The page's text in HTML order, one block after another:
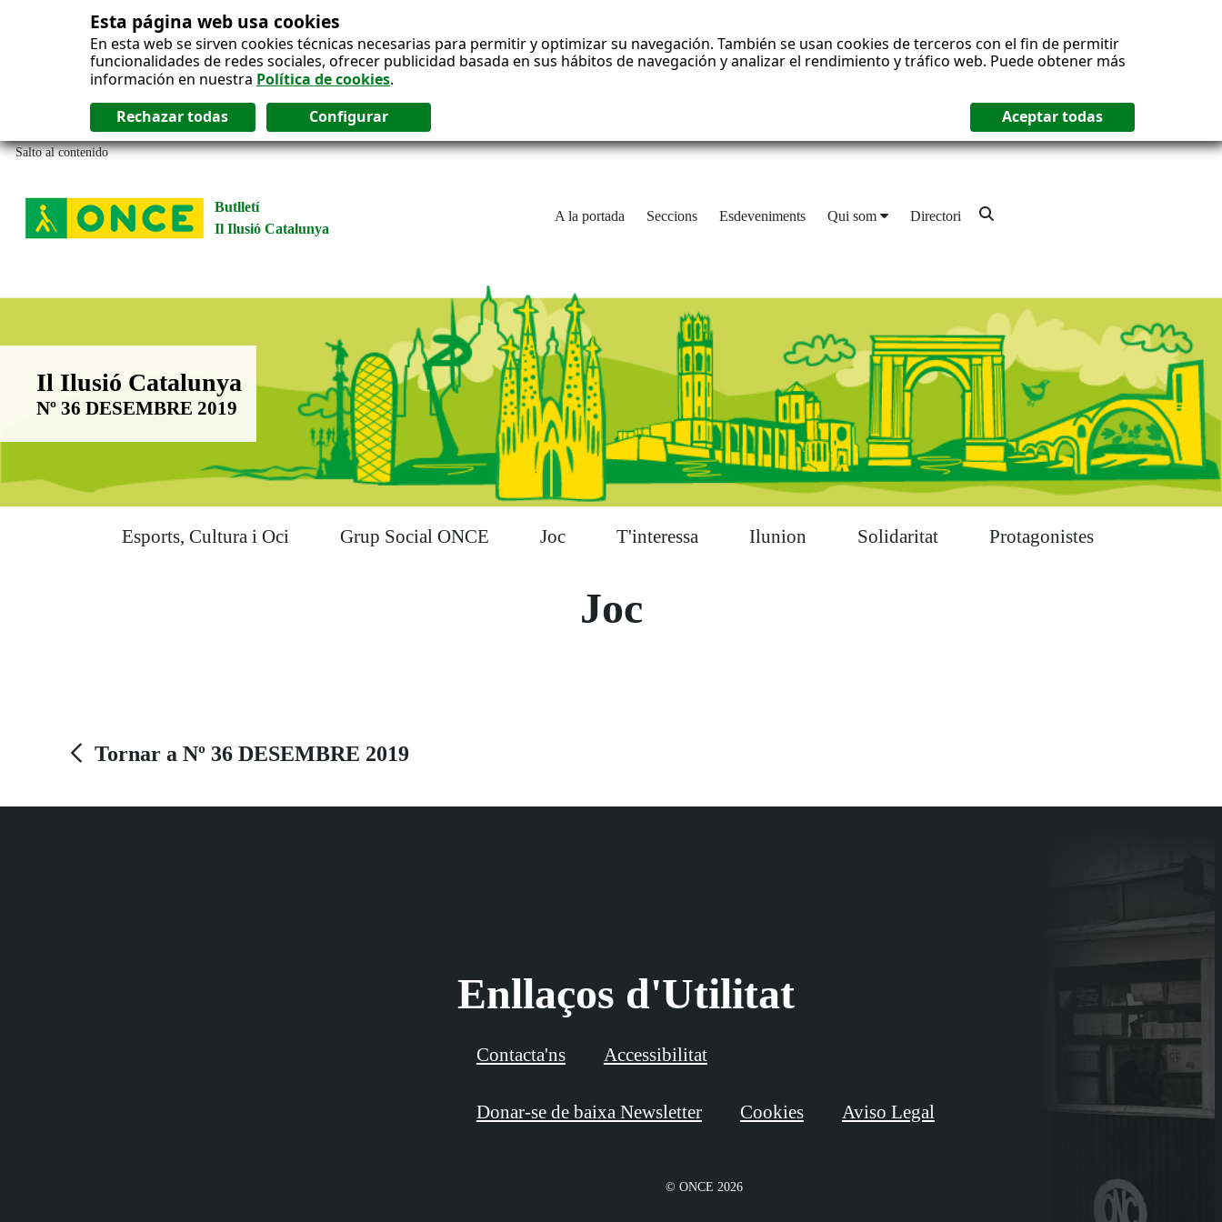
Esta página web usa cookies
En esta web se sirven cookies técnicas necesarias para permitir y optimizar su navegación. También se usan cookies de terceros con el fin de permitir
funcionalidades de redes sociales, ofrecer publicidad basada en sus hábitos de navegación y analizar el rendimiento y tráfico web. Puede obtener más
información en nuestra Política de cookies.
Salto al contenido
Butlletí
Il Ilusió Catalunya
A la portada Seccions Esdeveniments Qui som Directori
Boletín Il·lusió Catalunya
Il Ilusió Catalunya
Nº 36 DESEMBRE 2019
Esports, Cultura i Oci Grup Social ONCE Joc T'interessa Ilunion Solidaritat Protagonistes
Joc
Tornar a Nº 36 DESEMBRE 2019
Enllaços d'Utilitat
Contacta'ns Accessibilitat
Donar-se de baixa Newsletter Cookies Aviso Legal
© ONCE 2026